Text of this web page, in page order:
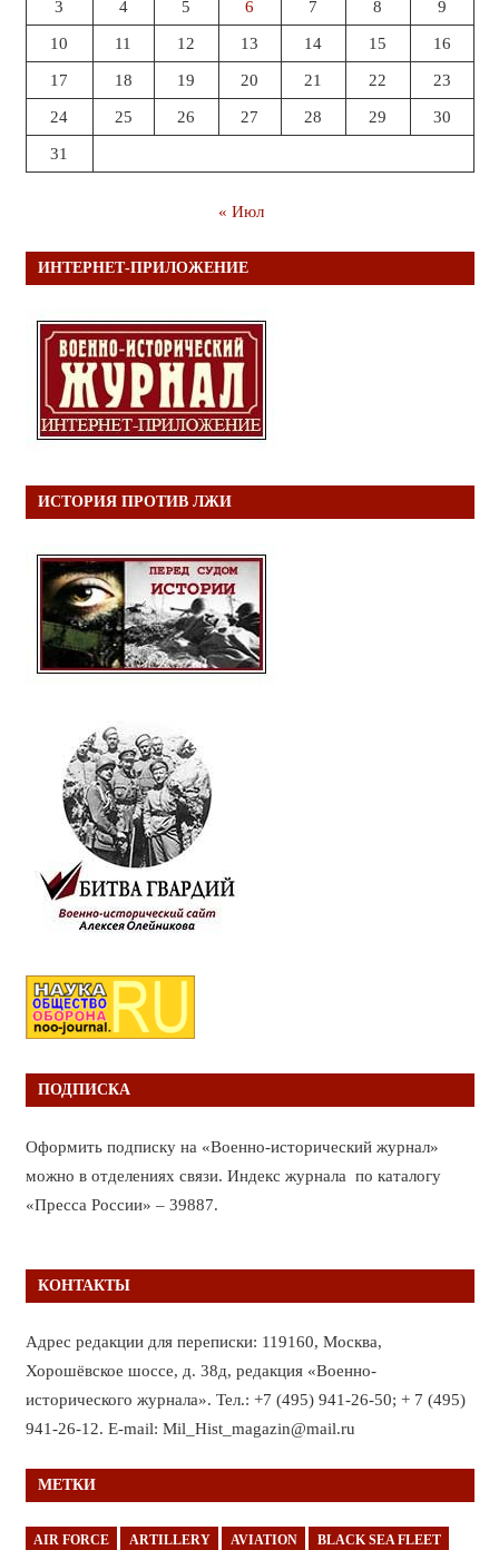
3 4 5 6 7 8 9
10 11 12 13 14 15 16
17 18 19 20 21 22 23
24 25 26 27 28 29 30
31
« Июл
ИНТЕРНЕТ-ПРИЛОЖЕНИЕ
ИСТОРИЯ ПРОТИВ ЛЖИ
ПОДПИСКА
Оформить подписку на «Военно-исторический журнал»
можно в отделениях связи. Индекс журнала по каталогу
«Пресса России» – 39887.
КОНТАКТЫ
Адрес редакции для переписки: 119160, Москва,
Хорошёвское шоссе, д. 38д, редакция «Военно-
исторического журнала». Тел.: +7 (495) 941-26-50; + 7 (495)
941-26-12. E-mail: Mil_Hist_magazin@mail.ru
МЕТКИ
AIR FORCE ARTILLERY AVIATION BLACK SEA FLEET